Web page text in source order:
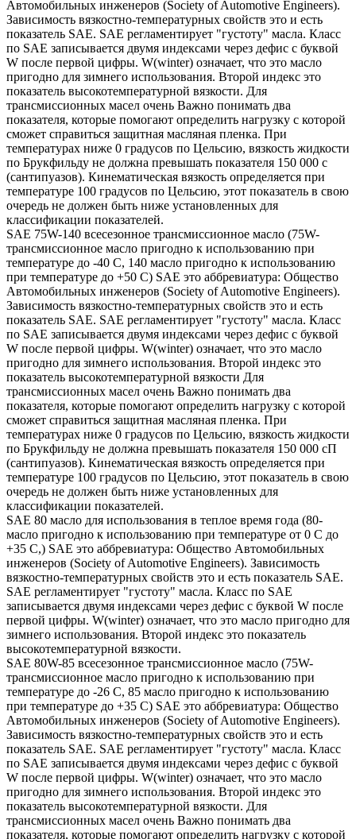
Автомобильных инженеров (Society of Automotive Engineers).
Зависимость вязкостно-температурных свойств это и есть
показатель SAE. SAE регламентирует "густоту" масла. Класс
по SAE записывается двумя индексами через дефис с буквой
W после первой цифры. W(winter) означает, что это масло
пригодно для зимнего использования. Второй индекс это
показатель высокотемпературной вязкости. Для
трансмиссионных масел очень Важно понимать два
показателя, которые помогают определить нагрузку с которой
сможет справиться защитная масляная пленка. При
температурах ниже 0 градусов по Цельсию, вязкость жидкости
по Брукфильду не должна превышать показателя 150 000 с
(сантипуазов). Кинематическая вязкость определяется при
температуре 100 градусов по Цельсию, этот показатель в свою
очередь не должен быть ниже установленных для
классификации показателей.
SAE 75W-140 всесезонное трансмиссионное масло (75W-
трансмиссионное масло пригодно к использованию при
температуре до -40 С, 140 масло пригодно к использованию
при температуре до +50 С) SAE это аббревиатура: Общество
Автомобильных инженеров (Society of Automotive Engineers).
Зависимость вязкостно-температурных свойств это и есть
показатель SAE. SAE регламентирует "густоту" масла. Класс
по SAE записывается двумя индексами через дефис с буквой
W после первой цифры. W(winter) означает, что это масло
пригодно для зимнего использования. Второй индекс это
показатель высокотемпературной вязкости Для
трансмиссионных масел очень Важно понимать два
показателя, которые помогают определить нагрузку с которой
сможет справиться защитная масляная пленка. При
температурах ниже 0 градусов по Цельсию, вязкость жидкости
по Брукфильду не должна превышать показателя 150 000 сП
(сантипуазов). Кинематическая вязкость определяется при
температуре 100 градусов по Цельсию, этот показатель в свою
очередь не должен быть ниже установленных для
классификации показателей.
SAE 80 масло для использования в теплое время года (80-
масло пригодно к использованию при температуре от 0 С до
+35 С,) SAE это аббревиатура: Общество Автомобильных
инженеров (Society of Automotive Engineers). Зависимость
вязкостно-температурных свойств это и есть показатель SAE.
SAE регламентирует "густоту" масла. Класс по SAE
записывается двумя индексами через дефис с буквой W после
первой цифры. W(winter) означает, что это масло пригодно для
зимнего использования. Второй индекс это показатель
высокотемпературной вязкости.
SAE 80W-85 всесезонное трансмиссионное масло (75W-
трансмиссионное масло пригодно к использованию при
температуре до -26 С, 85 масло пригодно к использованию
при температуре до +35 С) SAE это аббревиатура: Общество
Автомобильных инженеров (Society of Automotive Engineers).
Зависимость вязкостно-температурных свойств это и есть
показатель SAE. SAE регламентирует "густоту" масла. Класс
по SAE записывается двумя индексами через дефис с буквой
W после первой цифры. W(winter) означает, что это масло
пригодно для зимнего использования. Второй индекс это
показатель высокотемпературной вязкости. Для
трансмиссионных масел очень Важно понимать два
показателя, которые помогают определить нагрузку с которой